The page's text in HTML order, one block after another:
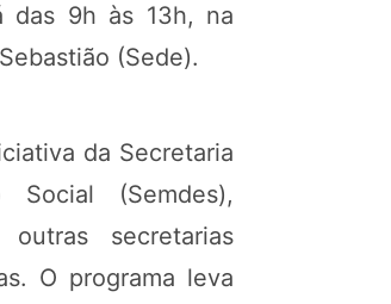
das 9h às 13h, na
(Sede).
da Secretaria
Social (Semdes),
secretarias
O programa leva